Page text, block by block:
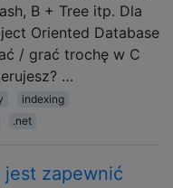
B + Tree itp. Dla
Oriented Database
/ grać trochę w C
…
indexing
.net
zapewnić